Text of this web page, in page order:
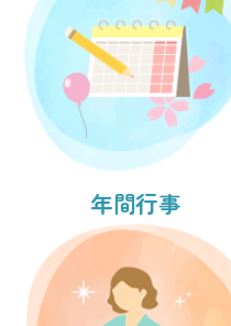
年間行事